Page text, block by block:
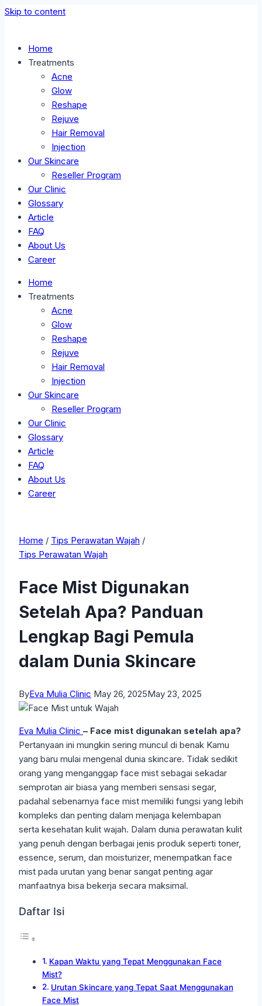
Skip to content
Home
Treatments
Acne
Glow
Reshape
Rejuve
Hair Removal
Injection
Our Skincare
Reseller Program
Our Clinic
Glossary
Article
FAQ
About Us
Career
Home
Treatments
Acne
Glow
Reshape
Rejuve
Hair Removal
Injection
Our Skincare
Reseller Program
Our Clinic
Glossary
Article
FAQ
About Us
Career
Home / Tips Perawatan Wajah /
Tips Perawatan Wajah
Face Mist Digunakan
Setelah Apa? Panduan
Lengkap Bagi Pemula
dalam Dunia Skincare
ByEva Mulia Clinic May 26, 2025May 23, 2025
Eva Mulia Clinic – Face mist digunakan setelah apa?
Pertanyaan ini mungkin sering muncul di benak Kamu
yang baru mulai mengenal dunia skincare. Tidak sedikit
orang yang menganggap face mist sebagai sekadar
semprotan air biasa yang memberi sensasi segar,
padahal sebenarnya face mist memiliki fungsi yang lebih
kompleks dan penting dalam menjaga kelembapan
serta kesehatan kulit wajah. Dalam dunia perawatan kulit
yang penuh dengan berbagai jenis produk seperti toner,
essence, serum, dan moisturizer, menempatkan face
mist pada urutan yang benar sangat penting agar
manfaatnya bisa bekerja secara maksimal.
Daftar Isi
Kapan Waktu yang Tepat Menggunakan Face
Mist?
Urutan Skincare yang Tepat Saat Menggunakan
Face Mist